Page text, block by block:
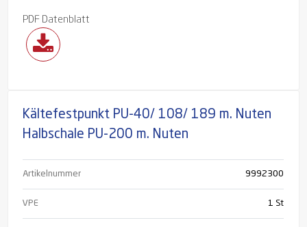
PDF Datenblatt
Kältefestpunkt PU-40/ 108/ 189 m. Nuten
Halbschale PU-200 m. Nuten
Artikelnummer 9992300
VPE 1 St